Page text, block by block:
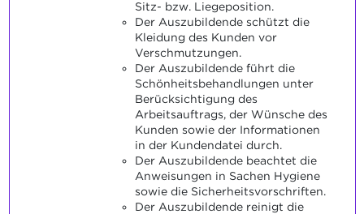
Sitz- bzw. Liegeposition.
Der Auszubildende schützt die
Kleidung des Kunden vor
Verschmutzungen.
Der Auszubildende führt die
Schönheitsbehandlungen unter
Berücksichtigung des
Arbeitsauftrags, der Wünsche des
Kunden sowie der Informationen
in der Kundendatei durch.
Der Auszubildende beachtet die
Anweisungen in Sachen Hygiene
sowie die Sicherheitsvorschriften.
Der Auszubildende reinigt die